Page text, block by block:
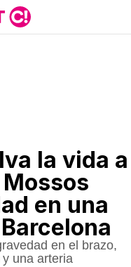
la vida a
en una
en el brazo,
una arteria